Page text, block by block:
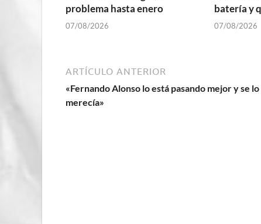
problema hasta enero
07/08/2026
batería y
07/08/2026
ARTÍCULO ANTERIOR
«Fernando Alonso lo está pasando mejor y se lo
merecía»